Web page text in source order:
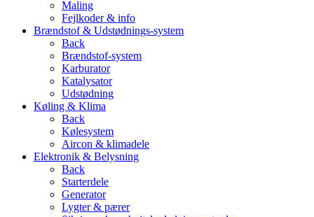
Maling
Fejlkoder & info
Brændstof & Udstødnings-system
Back
Brændstof-system
Karburator
Katalysator
Udstødning
Køling & Klima
Back
Kølesystem
Aircon & klimadele
Elektronik & Belysning
Back
Starterdele
Generator
Lygter & pærer